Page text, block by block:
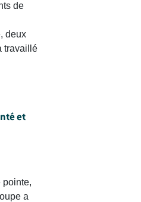
de
deux
travaillé
et
pointe,
a